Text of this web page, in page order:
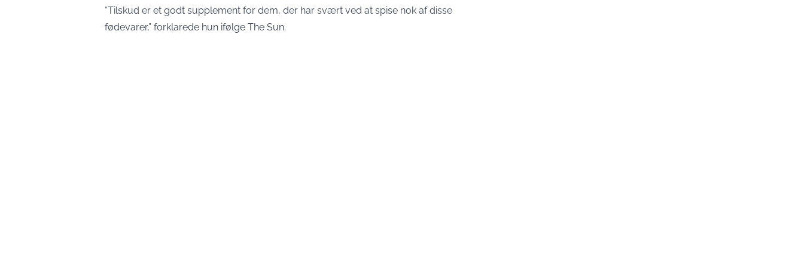
“Tilskud er et godt supplement for dem, der har svært ved at spise nok af disse
fødevarer,” forklarede hun ifølge The Sun.